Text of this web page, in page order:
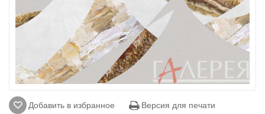
Добавить в избранное Версия для печати